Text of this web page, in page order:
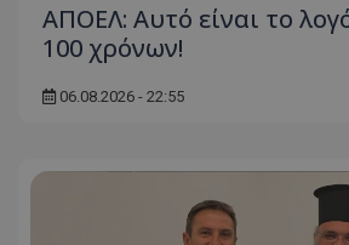
ΑΠΟΕΛ: Αυτό είναι το
100 χρόνων!
06.08.2026 - 22:55